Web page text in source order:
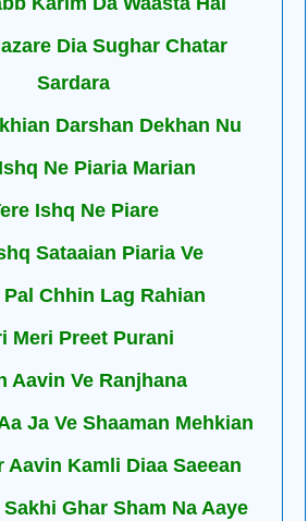
Dia Sughar Chatar
Sardara
Darshan Dekhan Nu
Ne Piaria Marian
Ishq Ne Piare
Sataaian Piaria Ve
Pal Chhin Lag Rahian
Meri Preet Purani
Aavin Ve Ranjhana
Ja Ve Shaaman Mehkian
Aavin Kamli Diaa Saeean
Ghar Sham Na Aaye